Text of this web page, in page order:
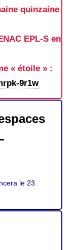
quinzaine
EPL-S en
« étoile » :
9r1w
le 23